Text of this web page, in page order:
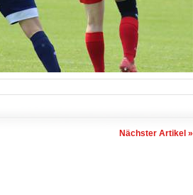
Nächster Artikel »